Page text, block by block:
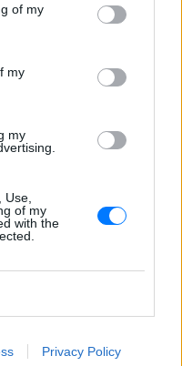
of my
my
my
of my
with the
Privacy Policy